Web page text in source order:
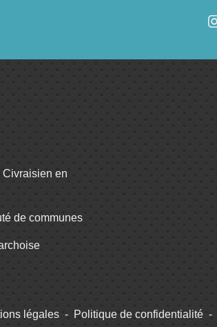
Civraisien en
de communes
légales - Politique de confidentialité -